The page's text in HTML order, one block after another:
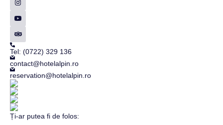
Tel: (0722) 329 136
contact@hotelalpin.ro
reservation@hotelalpin.ro
Ți-ar putea fi de folos: